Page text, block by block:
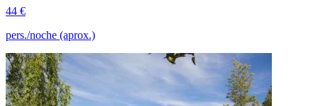
44 €
pers./noche (aprox.)